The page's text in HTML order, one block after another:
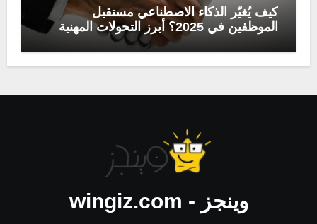
كيف يُغيّر الذكاء الاصطناعي مستقبل
الموظفين في 2025؟ أبرز التحولات المهنية
وينجز - wingiz.com